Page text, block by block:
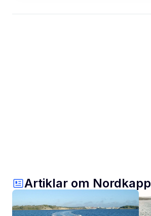
Artiklar om Nordkapp